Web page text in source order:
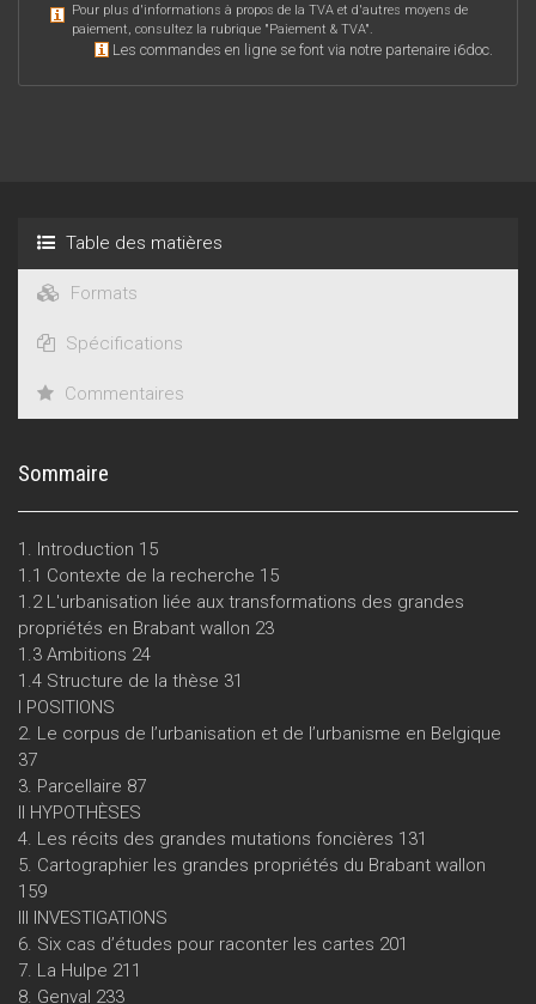
Pour plus d'informations à propos de la TVA et d'autres moyens de
paiement, consultez la rubrique "Paiement & TVA".
Les commandes en ligne se font via notre partenaire i6doc.
Table des matières
Formats
Spécifications
Commentaires
Sommaire
1. Introduction 15
1.1 Contexte de la recherche 15
1.2 L'urbanisation liée aux transformations des grandes
propriétés en Brabant wallon 23
1.3 Ambitions 24
1.4 Structure de la thèse 31
I POSITIONS
2. Le corpus de l’urbanisation et de l’urbanisme en Belgique
37
3. Parcellaire 87
II HYPOTHÈSES
4. Les récits des grandes mutations foncières 131
5. Cartographier les grandes propriétés du Brabant wallon
159
III INVESTIGATIONS
6. Six cas d’études pour raconter les cartes 201
7. La Hulpe 211
8. Genval 233